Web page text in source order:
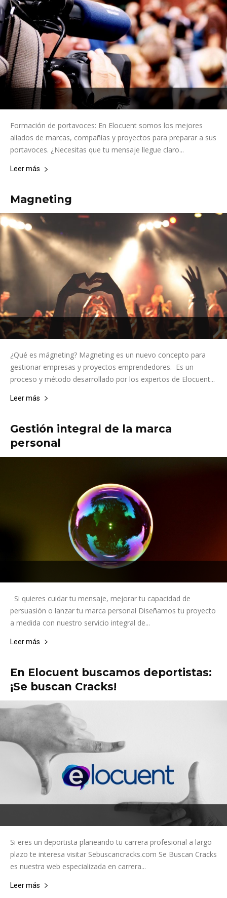
Formación de portavoces: En Elocuent somos los mejores
aliados de marcas, compañías y proyectos para preparar a sus
portavoces. ¿Necesitas que tu mensaje llegue claro...
Leer más
Magneting
¿Qué es mágneting? Magneting es un nuevo concepto para
gestionar empresas y proyectos emprendedores. Es un
proceso y método desarrollado por los expertos de Elocuent...
Leer más
Gestión integral de la marca
personal
Si quieres cuidar tu mensaje, mejorar tu capacidad de
persuasión o lanzar tu marca personal Diseñamos tu proyecto
a medida con nuestro servicio integral de...
Leer más
En Elocuent buscamos deportistas:
¡Se buscan Cracks!
Si eres un deportista planeando tu carrera profesional a largo
plazo te interesa visitar Sebuscancracks.com Se Buscan Cracks
es nuestra web especializada en carrera...
Leer más